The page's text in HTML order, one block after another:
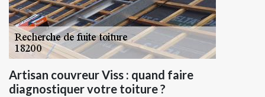
Artisan couvreur Viss : quand faire
diagnostiquer votre toiture ?